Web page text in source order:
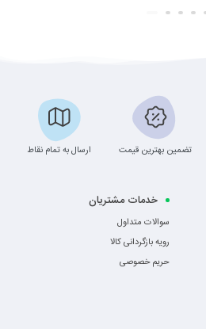
تضمین بهترین قیمت ارسال به تمام نقاط
خدمات مشتریان
سوالات متداول
رویه بازگردانی کالا
حریم خصوصی